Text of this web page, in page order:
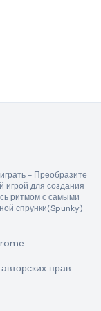
- Преобразите
для создания
ритмом с самыми
спрунки(Spunky)
прав